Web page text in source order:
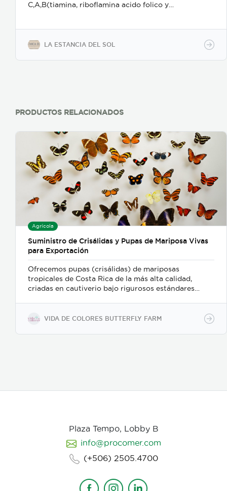
C,A,B(tiamina, riboflamina acido folico y
LA ESTANCIA DEL SOL
PRODUCTOS RELACIONADOS
Agrícola
Suministro de Crisálidas y Pupas de Mariposa Vivas
para Exportación
Ofrecemos pupas (crisálidas) de mariposas
tropicales de Costa Rica de la más alta calidad,
criadas en cautiverio bajo rigurosos estándares
de eclosión (emergencia), ofreciendo un producto
mariposarios y jardines botánicos internacionales.
VIDA DE COLORES BUTTERFLY FARM
Plaza Tempo, Lobby B
info@procomer.com
(+506) 2505.4700